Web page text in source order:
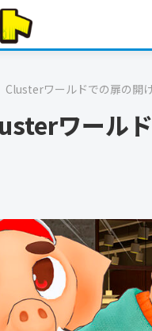
Clusterワールドでの扉の開
ワール